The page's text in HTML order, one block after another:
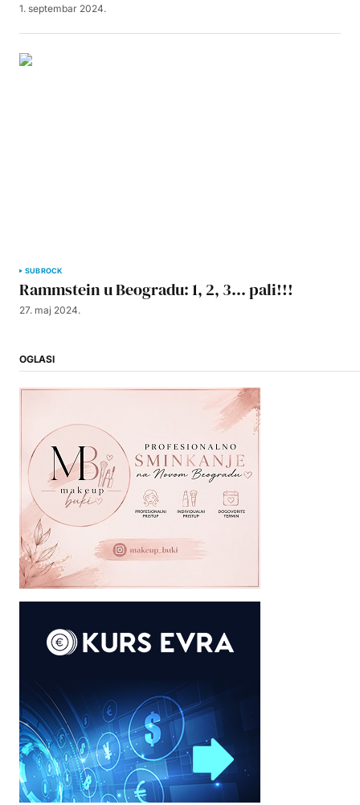
1. septembar 2024.
SUBROCK
Rammstein u Beogradu: 1, 2, 3… pali!!!
27. maj 2024.
OGLASI